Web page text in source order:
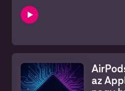
Revolut hazai erősödése és a
digitális térkép.
Ez az adás arról szól, hogy a
az